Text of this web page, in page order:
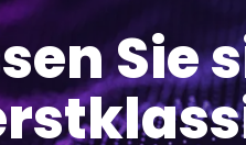
Sie